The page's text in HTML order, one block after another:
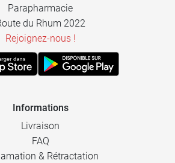
Parapharmacie
du Rhum 2022
Rejoignez-nous !
Informations
Livraison
FAQ
& Rétractation